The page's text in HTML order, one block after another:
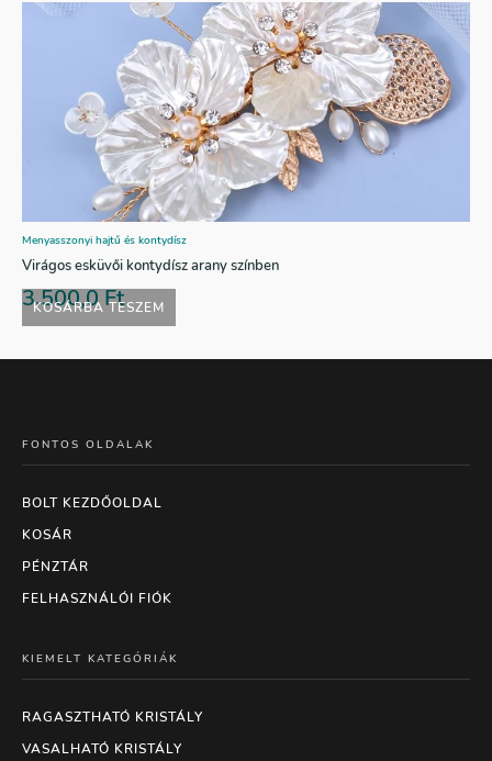
KOSÁRBA TESZEM
Menyasszonyi hajtű és kontydísz
Virágos esküvői kontydísz arany színben
3.500,0Ft
FONTOS OLDALAK
BOLT KEZDŐOLDAL
KOSÁR
PÉNZTÁR
FELHASZNÁLÓI FIÓK
KIEMELT KATEGÓRIÁK
RAGASZTHATÓ KRISTÁLY
VASALHATÓ KRISTÁLY